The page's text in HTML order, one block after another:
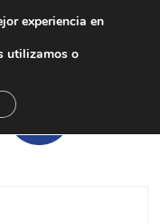
experiencia en
utilizamos o